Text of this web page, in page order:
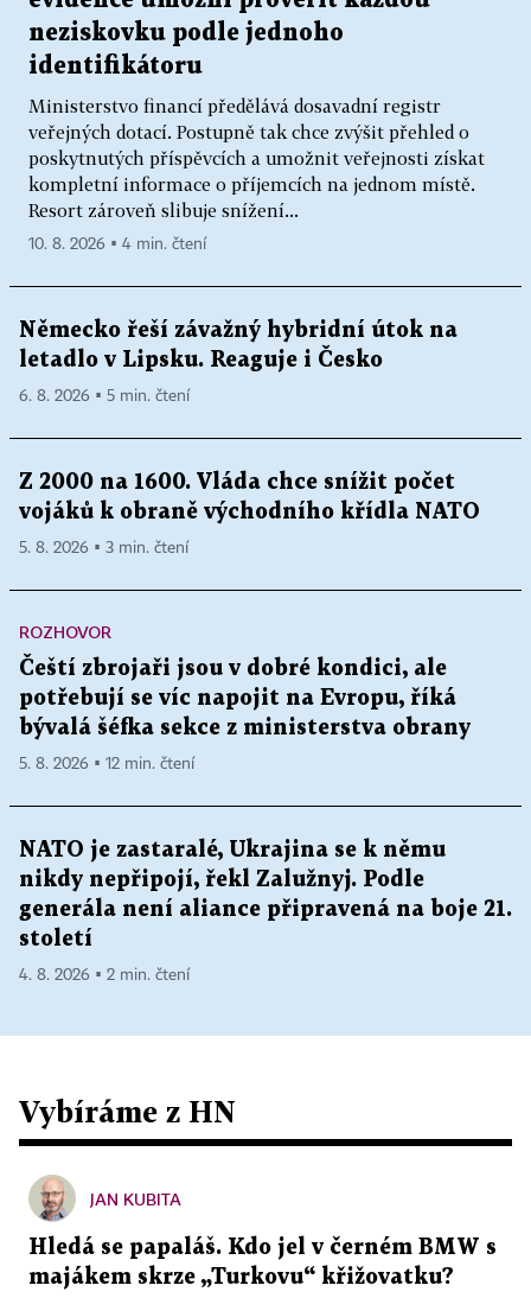
neziskovku podle jednoho
identifikátoru
Ministerstvo financí předělává dosavadní registr
veřejných dotací. Postupně tak chce zvýšit přehled o
poskytnutých příspěvcích a umožnit veřejnosti získat
kompletní informace o příjemcích na jednom místě.
Resort zároveň slibuje snížení...
10. 8. 2026 ▪ 4 min. čtení
Německo řeší závažný hybridní útok na
letadlo v Lipsku. Reaguje i Česko
6. 8. 2026 ▪ 5 min. čtení
Z 2000 na 1600. Vláda chce snížit počet
vojáků k obraně východního křídla NATO
5. 8. 2026 ▪ 3 min. čtení
ROZHOVOR
Čeští zbrojaři jsou v dobré kondici, ale
potřebují se víc napojit na Evropu, říká
bývalá šéfka sekce z ministerstva obrany
5. 8. 2026 ▪ 12 min. čtení
NATO je zastaralé, Ukrajina se k němu
nikdy nepřipojí, řekl Zalužnyj. Podle
generála není aliance připravená na boje 21.
století
4. 8. 2026 ▪ 2 min. čtení
Vybíráme z HN
JAN KUBITA
Hledá se papaláš. Kdo jel v černém BMW s
majákem skrze „Turkovu“ křižovatku?